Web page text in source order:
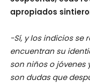
apropiados
-Sí, y los indicios se
encuentran su
son niños o jóvenes
son dudas que